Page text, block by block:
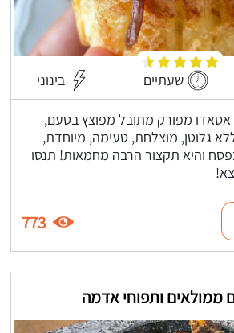
שעתיים בינוני
מפורק מתובל מפוצץ בטעם,
גלוטן, מוצלחת, טעימה, מיוחדת,
והיא תקצור הרבה מחמאות! תנסו
773
ממולאים ותפוחי אדמה